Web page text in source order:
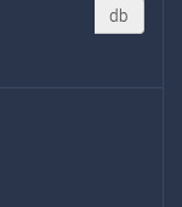
db